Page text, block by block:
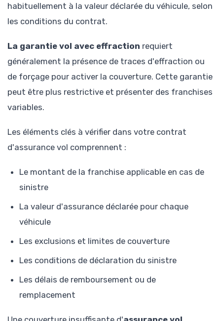
habituellement à la valeur déclarée du véhicule, selon
les conditions du contrat.
La garantie vol avec effraction requiert
généralement la présence de traces d'effraction ou
de forçage pour activer la couverture. Cette garantie
peut être plus restrictive et présenter des franchises
variables.
Les éléments clés à vérifier dans votre contrat
d'assurance vol comprennent :
Le montant de la franchise applicable en cas de
sinistre
La valeur d'assurance déclarée pour chaque
véhicule
Les exclusions et limites de couverture
Les conditions de déclaration du sinistre
Les délais de remboursement ou de
remplacement